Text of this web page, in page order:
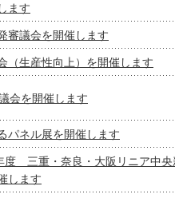
ます
審議会を開催します
（生産性向上）を開催します
会を開催します
パネル展を開催します
度 三重・奈良・大阪リニア中
します